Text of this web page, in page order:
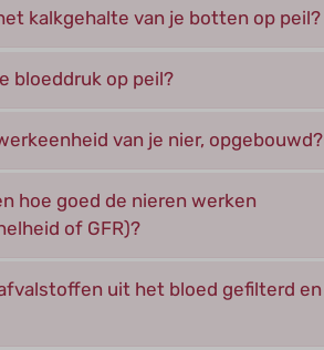
kalkgehalte van je botten op peil?
bloeddruk op peil?
van je nier, opgebouwd?
hoe goed de nieren werken
of GFR)?
uit het bloed gefilterd en